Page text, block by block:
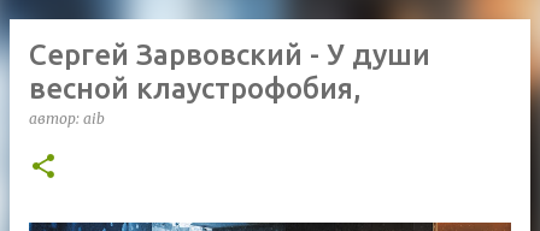
Сергей Зарвовский - У души
весной клаустрофобия,
автор: aib